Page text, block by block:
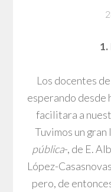
Los docentes
esperando desde
facilitara a
Tuvimos un
pública-, de E.
López-
pero, de